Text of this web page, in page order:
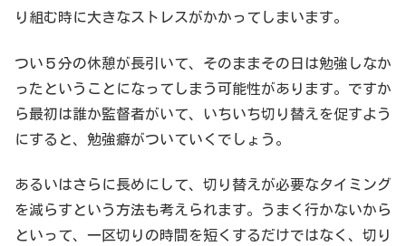
り組む時に大きなストレスがかかってしまいます。
つい５分の休憩が長引いて、そのままその日は勉強しなか
ったということになってしまう可能性があります。ですか
ら最初は誰か監督者がいて、いちいち切り替えを促すよう
にすると、勉強癖がついていくでしょう。
あるいはさらに長めにして、切り替えが必要なタイミング
を減らすという方法も考えられます。うまく行かないから
といって、一区切りの時間を短くするだけではなく、切り